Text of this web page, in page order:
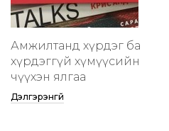
Амжилтанд хүрдэг ба
хүрдэггүй хүмүүсийн
өчүүхэн ялгаа
Дэлгэрэнгүй